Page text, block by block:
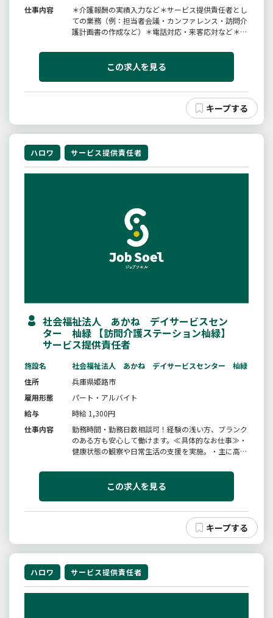
仕事内容
＊介護報酬の実績入力など＊サービス提供責任者とし
ての業務（例：担当者会議・カンファレンス・訪問介
護計画書の作成など）＊電話対応・来客応対など＊関
（シフト作成・本社への業務連絡等）＊変更範囲：変
この求人を見る
ハロワ サービス提供責任者
社会福祉法人 あかね デイサービスセン
ター 杣緑 【訪問介護ステーション杣緑】
サービス提供責任者
施設名
社会福祉法人 あかね デイサービスセンター 杣緑
住所
兵庫県姫路市
雇用形態
パート・アルバイト
給与
時給 1,300円
仕事内容
勤務時間・勤務日数相談可！経験の浅い方、ブランク
のある方も安心して働けます。≪具体的なお仕事≫・
健康状態の観察や日常生活の支援を実施。・主に高齢
助のケア全般を提供。・身体介護は入浴介助や排泄介
助が中心。・生活援助は掃除、洗濯、調理、買い物の
この求人を見る
ハロワ サービス提供責任者